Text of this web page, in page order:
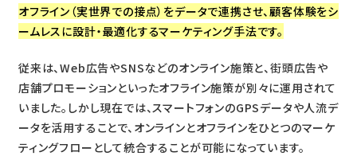
オフライン（実世界での接点）をデータで連携させ、顧客体験をシ
ームレスに設計・最適化するマーケティング手法です。
従来は、Web広告やSNSなどのオンライン施策と、街頭広告や
店舗プロモーションといったオフライン施策が別々に運用されて
いました。しかし現在では、スマートフォンのGPSデータや人流デ
ータを活用することで、オンラインとオフラインをひとつのマーケ
ティングフローとして統合することが可能になっています。